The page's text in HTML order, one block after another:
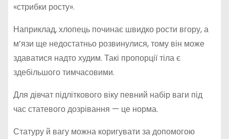
«стрибки росту».
Наприклад, хлопець починає швидко рости вгору, а
м’язи ще недостатньо розвинулися, тому він може
здаватися надто худим. Такі пропорції тіла є
здебільшого тимчасовими.
Для дівчат підліткового віку певний набір ваги під
час статевого дозрівання — це норма.
Статуру й вагу можна коригувати за допомогою